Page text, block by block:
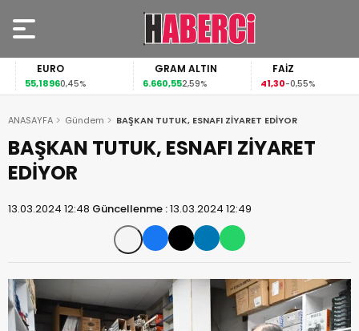
EURO
55,18960,45%
GRAM ALTIN
6.660,552,59%
FAİZ
41,30-0,55%
ANASAYFA Gündem BAŞKAN TUTUK, ESNAFI ZİYARET EDİYOR
BAŞKAN TUTUK, ESNAFI ZİYARET
EDİYOR
13.03.2024 12:48 Güncellenme :13.03.2024 12:49